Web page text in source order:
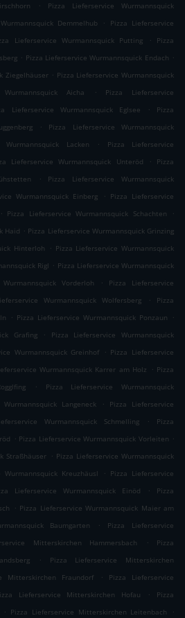
.
Pizza Lieferservice Wurmannsquick
Demmelhub .
Pizza Lieferservice
Lieferservice Wurmannsquick Putting .
Pizza
. Pizza Lieferservice Wurmannsquick Endach .
Ziegelhäuser . Pizza Lieferservice Wurmannsquick
Aicha .
Pizza Lieferservice
Lieferservice Wurmannsquick Eglsee .
Pizza
.
Pizza Lieferservice Wurmannsquick
Lacken .
Pizza Lieferservice
Lieferservice Wurmannsquick Unteröd .
Pizza
.
Pizza Lieferservice Wurmannsquick
Wurmannsquick Einberg . Pizza Lieferservice
. Pizza Lieferservice Wurmannsquick Schachten
.
Haid . Pizza Lieferservice Wurmannsquick Grinzing
Hinterloh . Pizza Lieferservice Wurmannsquick
Rigl . Pizza Lieferservice Wurmannsquick
Vorderloh .
Pizza Lieferservice
Wurmannsquick Wolfersberg .
Pizza
. Pizza Lieferservice Wurmannsquick Ponzaun
.
Grafing
.
Pizza Lieferservice Wurmannsquick
Wurmannsquick Greinhof . Pizza Lieferservice
Wurmannsquick Karrer am Holz . Pizza
.
Pizza Lieferservice Wurmannsquick
Langeneck .
Pizza Lieferservice
Wurmannsquick Schmelling .
Pizza
. Pizza Lieferservice Wurmannsquick Vorleiten .
Straßhäuser . Pizza Lieferservice Wurmannsquick
Wurmannsquick Kreuzhäusl . Pizza Lieferservice
Lieferservice Wurmannsquick Einöd .
Pizza
. Pizza Lieferservice Wurmannsquick Maier am
Baumgarten .
Pizza Lieferservice
Mitterskirchen Hammersbach .
Pizza
.
Pizza Lieferservice Mitterskirchen
Mitterskirchen Fraundorf .
Pizza Lieferservice
Lieferservice Mitterskirchen Hofau .
Pizza
. Pizza Lieferservice Mitterskirchen Leitenbach
.